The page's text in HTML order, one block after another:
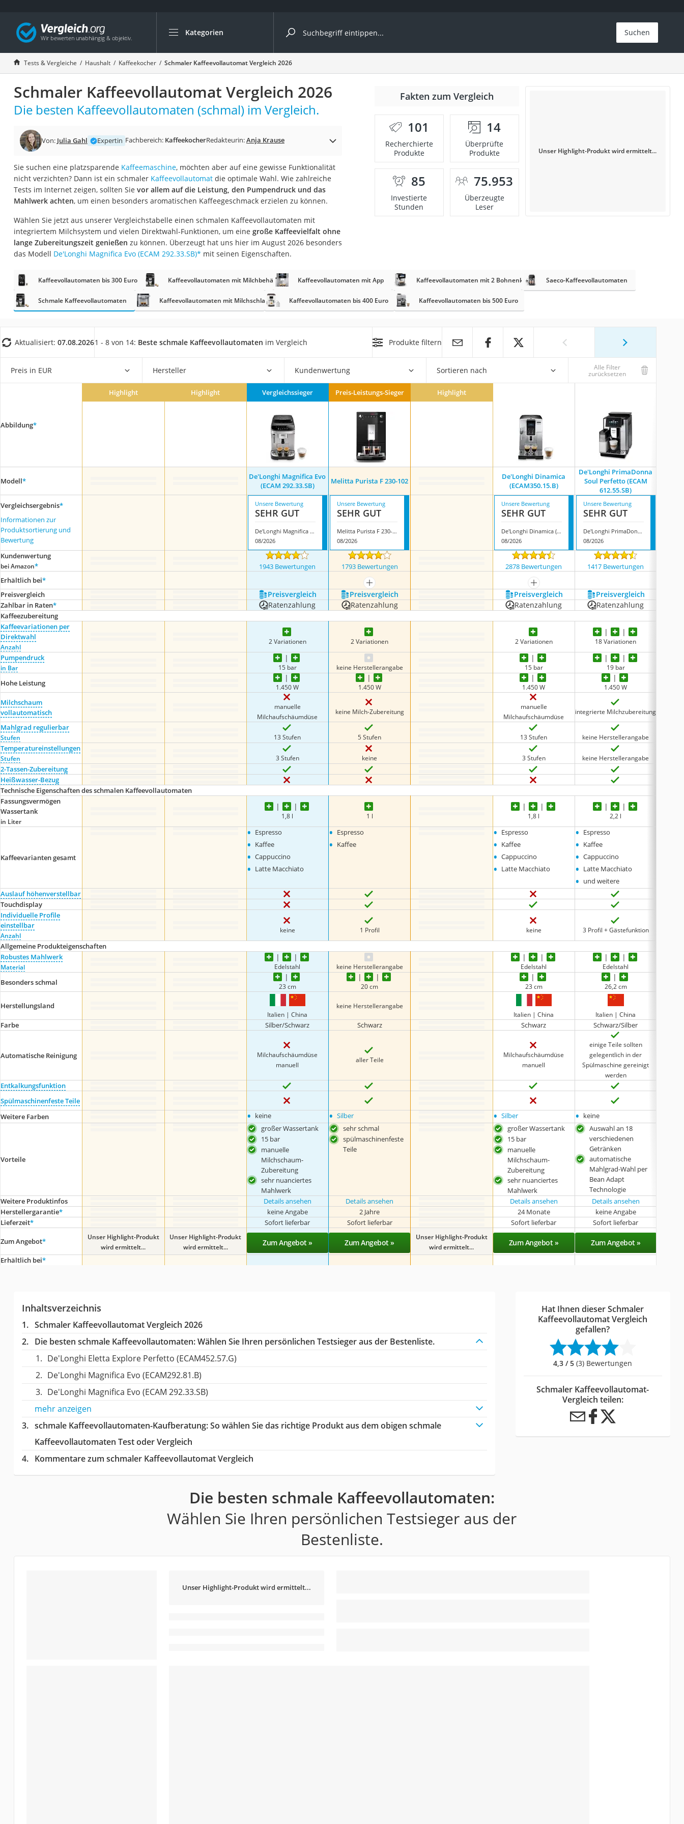
Kategorien
Die beliebtesten Vergleiche nach Kategorie
Haushalt
Wassersprudler
Zentralstaubsauger
Brotbackautomat
Wäschespinne
Spülmaschinentabs
Akku-Staubsauger
Eierkocher
AEG-Waschmaschine
Saug-Wisch-Roboter
Handstaubsauger
Kondenstrockner
Reiskocher
Nespresso-Maschine
Messerschärfer
Suchen
Tests & Vergleiche Haushalt Kaffeekocher Schmaler Kaffeevollautomat Vergleich 2026
Schmaler Kaffeevollautomat Vergleich 2026
Die besten Kaffeevollautomaten (schmal) im Vergleich.
Von: Julia Gahl Expertin Fachbereich: KaffeekocherRedakteurin:Anja Krause
Sie suchen eine platzsparende Kaffeemaschine, möchten aber auf eine gewisse Funktionalität
nicht verzichten? Dann ist ein schmaler Kaffeevollautomatdie optimale Wahl. Wie zahlreiche
Tests im Internet zeigen, sollten Sie vor allem auf die Leistung, den Pumpendruck und das
Mahlwerk achten, um einen besonders aromatischen Kaffeegeschmack erzielen zu können.
Wählen Sie jetzt aus unserer Vergleichstabelle einen schmalen Kaffeevollautomaten mit
integriertem Milchsystem und vielen Direktwahl-Funktionen, um eine große Kaffeevielfalt ohne
lange Zubereitungszeit genießen zu können. Überzeugt hat uns hier im August 2026 besonders
das Modell De'Longhi Magnifica Evo (ECAM 292.33.SB)* mit seinen Eigenschaften.
Fakten zum Vergleich
101
Recherchierte
Produkte
14
Überprüfte
Produkte
85
Investierte
Stunden
75.953
Überzeugte
Leser
Unser Highlight-Produkt wird ermittelt...
Kaffeevollautomaten bis 300 Euro Kaffeevollautomaten mit Milchbehälter Kaffeevollautomaten mit App Kaffeevollautomaten mit 2 BohnenkammernSaeco-Kaffeevollautomaten
Schmale Kaffeevollautomaten Kaffeevollautomaten mit Milchschlauch Kaffeevollautomaten bis 400 Euro Kaffeevollautomaten bis 500 Euro
Aktualisiert: 07.08.20261 - 8 von 14: Beste schmale Kaffeevollautomaten im Vergleich Produkte filtern
Preis in EUR Hersteller Kundenwertung Sortieren nach Alle Filter
zurücksetzen
Abbildung*
Highlight Highlight Vergleichssieger Preis-Leistungs-Sieger Highlight
Modell*
De'Longhi Magnifica Evo
(ECAM 292.33.SB)
Melitta Purista F 230-102
De'Longhi Dinamica
(ECAM350.15.B)
De'Longhi PrimaDonna
Soul Perfetto (ECAM
612.55.SB)
Vergleichsergebnis*
Informationen zur
Produktsortierung und
Bewertung
Unsere Bewertung
SEHR GUT
De'Longhi Magnifica Evo (ECAM 292.33.SB)
08/2026
Unsere Bewertung
SEHR GUT
Melitta Purista F 230-102
08/2026
Unsere Bewertung
SEHR GUT
De'Longhi Dinamica (ECAM350.15.B)
08/2026
Unsere Bewertung
SEHR GUT
De'Longhi PrimaDonna Soul Perfetto (ECAM 612.55.SB)
08/2026
Kundenwertung
bei Amazon* 1943 Bewertungen 1793 Bewertungen 2878 Bewertungen 1417 Bewertungen
Erhältlich bei*
mehr anzeigen
mehr anzeigen
Preis­vergleich
Preis­vergleich Preis­vergleich Preis­vergleich Preis­vergleich
Zahlbar in Raten* Ratenzahlung Ratenzahlung Ratenzahlung Ratenzahlung
Kaffeezubereitung
Kaffeevariationen per
Direktwahl
Anzahl
2 Variationen 2 Variationen 2 Variationen 18 Variationen
Pumpendruck
in Bar 15 bar keine Herstellerangabe 15 bar 19 bar
Hohe Leistung 1.450 W 1.450 W 1.450 W 1.450 W
Milchschaum
vollautomatisch
manuelle
Milchaufschäumdüse
keine Milch-Zubereitung
manuelle
Milchaufschäumdüse
integrierte Milchzubereitung
Mahlgrad regulierbar
Stufen 13 Stufen 5 Stufen 13 Stufen keine Herstellerangabe
Temperatureinstellungen
Stufen 3 Stufen keine 3 Stufen keine Herstellerangabe
2-Tassen-Zubereitung
Heißwasser-Bezug
Technische Eigenschaften des schmalen Kaffeevollautomaten
Fassungsvermögen
Wassertank
in Liter
1,8 l 1 l 1,8 l 2,2 l
Kaffeevarianten gesamt
• Espresso
• Kaffee
• Cappuccino
• Latte Macchiato
• Espresso
• Kaffee
• Espresso
• Kaffee
• Cappuccino
• Latte Macchiato
• Espresso
• Kaffee
• Cappuccino
• Latte Macchiato
• und weitere
Auslauf höhenverstellbar
Touchdisplay
Individuelle Profile
einstellbar
Anzahl
keine 1 Profil keine 3 Profil + Gästefunktion
Allgemeine Produkteigenschaften
Robustes Mahlwerk
Material Edelstahl keine Herstellerangabe Edelstahl Edelstahl
Besonders schmal 23 cm 20 cm 23 cm 26,2 cm
Herstellungsland
Italien | China
keine Herstellerangabe
Italien | China
Italien | China
Farbe Silber/Schwarz Schwarz Schwarz Schwarz/Silber
Automatische Reinigung
Milchaufschäumdüse
manuell
aller Teile
Milchaufschäumdüse
manuell
einige Teile sollten
gelegentlich in der
Spülmaschine gereinigt
werden
Entkalkungsfunktion
Spülmaschinenfeste Teile
Weitere Farben
• keine • Silber • Silber • keine
Vorteile
großer Wassertank
15 bar
manuelle
Milchschaum-
Zubereitung
sehr nuanciertes
Mahlwerk
sehr schmal
spülmaschinenfeste
Teile
großer Wassertank
15 bar
manuelle
Milchschaum-
Zubereitung
sehr nuanciertes
Mahlwerk
Auswahl an 18
verschiedenen
Getränken
automatische
Mahlgrad-Wahl per
Bean Adapt
Technologie
Weitere Produktinfos Details ansehen Details ansehen Details ansehen
Details ansehen
Herstellergarantie* keine Angabe 2 Jahre 24 Monate keine Angabe
Lieferzeit* Sofort lieferbar Sofort lieferbar Sofort lieferbar Sofort lieferbar
Zum Angebot*
Unser Highlight-Produkt
wird ermittelt...
Unser Highlight-Produkt
wird ermittelt...
Zum Angebot » Zum Angebot »
Unser Highlight-Produkt
wird ermittelt...
Zum Angebot » Zum Angebot »
Erhältlich bei*
Inhaltsverzeichnis
Schmaler Kaffeevollautomat Vergleich 2026
Die besten schmale Kaffeevollautomaten:Wählen Sie Ihren persönlichen Testsieger aus der Bestenliste.
De'Longhi Eletta Explore Perfetto (ECAM452.57.G)
De'Longhi Magnifica Evo ‎(ECAM292.81.B)
De'Longhi Magnifica Evo (ECAM 292.33.SB)
mehr anzeigen
schmale Kaffeevollautomaten-Kaufberatung: So wählen Sie das richtige Produkt aus dem obigen schmale
Kaffeevollautomaten Test oder Vergleich
Kommentare zum schmaler Kaffeevollautomat Vergleich
Hat Ihnen dieser Schmaler
Kaffeevollautomat Vergleich
gefallen?
4,3 / 5 (3) Bewertungen
Schmaler Kaffeevollautomat-
Vergleich teilen:
Die besten schmale Kaffeevollautomaten:
Wählen Sie Ihren persönlichen Testsieger aus der
Bestenliste.
Unser Highlight-Produkt wird ermittelt...